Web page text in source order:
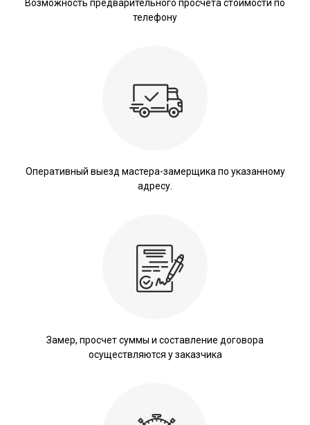
Возможность предварительного просчета стоимости по
телефону
Оперативный выезд мастера-замерщика по указанному
адресу.
Замер, просчет суммы и составление договора
осуществляются у заказчика